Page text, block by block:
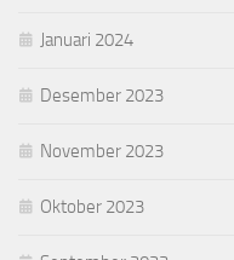
Januari 2024
Desember 2023
November 2023
Oktober 2023